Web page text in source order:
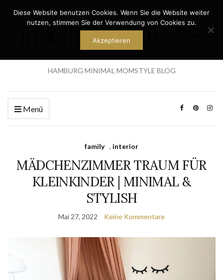
HAMBURG MINIMAL MOMSTYLE BLOG
Menü
family , interior
MÄDCHENZIMMER TRAUM FÜR
KLEINKINDER | MINIMAL &
STYLISH
Mai 27, 2022 Keine Kommentare
Diese Website benutzen Cookies. Wenn Sie die Website weiter
nutzen, stimmen Sie der Verwendung von Cookies zu.
Akzeptieren